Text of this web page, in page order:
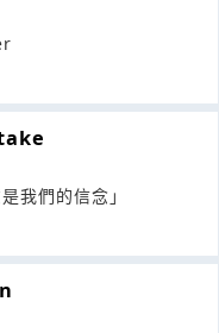
我們的信念」